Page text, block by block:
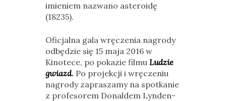
imieniem nazwano asteroidę
(18235).
Oficjalna gala wręczenia nagrody
odbędzie się 15 maja 2016 w
Kinotece, po pokazie filmu Ludzie
gwiazd. Po projekcji i wręczeniu
nagrody zapraszamy na spotkanie
z profesorem Donaldem Lynden-